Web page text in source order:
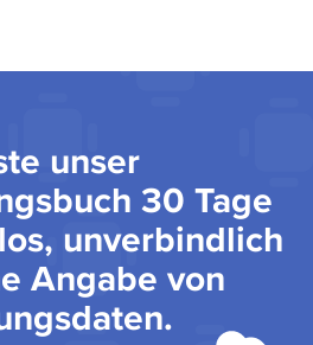
unser
30 Tage
unverbindlich
Angabe von